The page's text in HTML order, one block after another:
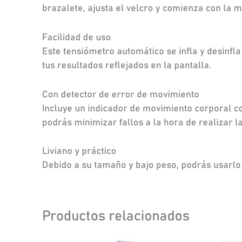
brazalete, ajusta el velcro y comienza con la
Facilidad de uso
Este tensiómetro automático se infla y
tus resultados reflejados en la pantalla.
Con detector de error de movimiento
Incluye un indicador de movimiento corporal
podrás minimizar fallos a la hora de realizar
Liviano y práctico
Debido a su tamaño y bajo peso, podrás
Productos relacionados